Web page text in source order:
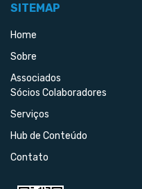
SITEMAP
Home
Sobre
Associados
Sócios Colaboradores
Serviços
Hub de Conteúdo
Contato